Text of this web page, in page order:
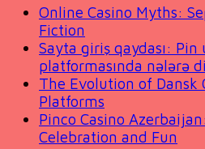
Online Casino Myths:
Fiction
Sayta giriş qaydası: Pin
platformasında nələrə
The Evolution of Dansk
Platforms
Pinco Casino
Celebration and Fun